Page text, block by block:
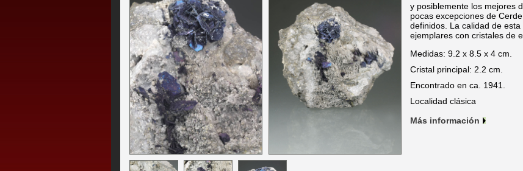
y posiblemente los mejores
pocas excepciones de
definidos. La calidad de
ejemplares con cristales de
Medidas: 9.2 x 8.5 x 4 cm.
Cristal principal: 2.2 cm.
Encontrado en ca. 1941.
Localidad clásica
Más información